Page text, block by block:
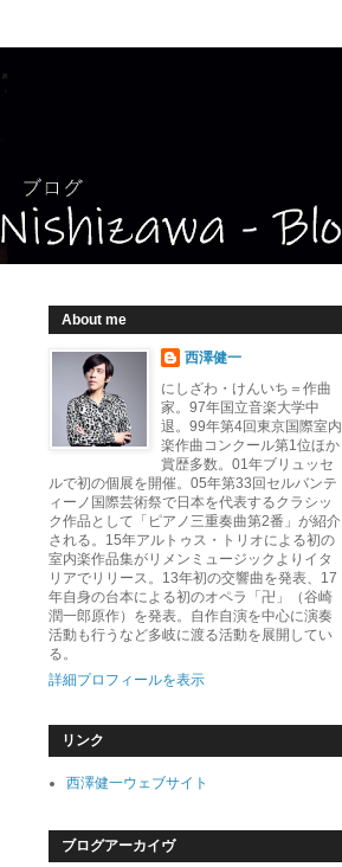
About me
西澤健一
にしざわ・けんいち＝作曲
家。97年国立音楽大学中
退。99年第4回東京国際室内
楽作曲コンクール第1位ほか
賞歴多数。01年ブリュッセ
ルで初の個展を開催。05年第33回セルバンテ
ィーノ国際芸術祭で日本を代表するクラシッ
ク作品として「ピアノ三重奏曲第2番」が紹介
される。15年アルトゥス・トリオによる初の
室内楽作品集がリメンミュージックよりイタ
リアでリリース。13年初の交響曲を発表、17
年自身の台本による初のオペラ「卍」（谷崎
潤一郎原作）を発表。自作自演を中心に演奏
活動も行うなど多岐に渡る活動を展開してい
る。
詳細プロフィールを表示
リンク
西澤健一ウェブサイト
ブログアーカイヴ